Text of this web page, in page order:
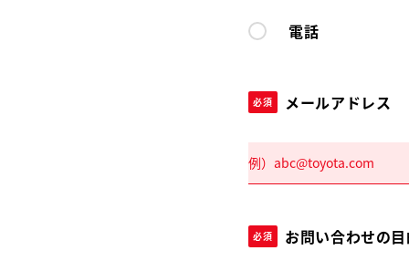
電話
必須 メールアドレス
必須 お問い合わせの